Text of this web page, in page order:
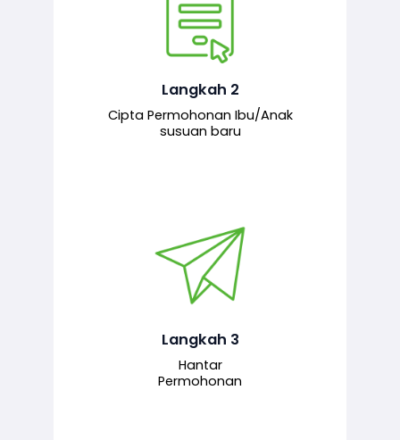
Langkah 2
Cipta Permohonan Ibu/Anak
susuan baru
Pemohon mengisi borang
permohonan bagi pendaftaran
baharu melalui sistem.
Langkah 3
Hantar
Permohonan
Permohonan yang lengkap dihantar
untuk proses semakan dan
bertanggungjawab.